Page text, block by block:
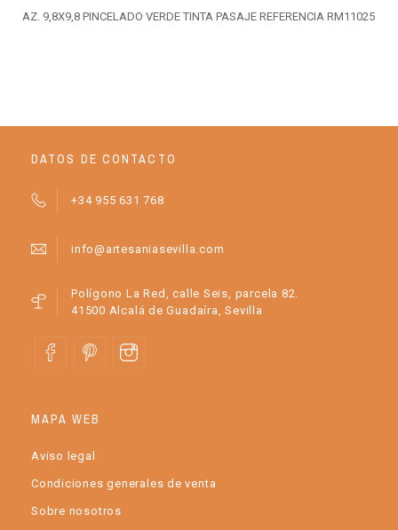
AZ. 9,8X9,8 PINCELADO VERDE TINTA PASAJE REFERENCIA RM11025
DATOS DE CONTACTO
+34 955 631 768
info@artesaniasevilla.com
Polígono La Red, calle Seis, parcela 82.
41500 Alcalá de Guadaíra, Sevilla
MAPA WEB
Aviso legal
Condiciones generales de venta
Sobre nosotros